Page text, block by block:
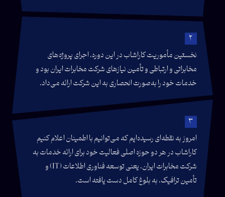
2
نخستین مأموریت کاراشاب در این دوره، اجرای پروژه‌های
مخابراتی و ارتباطی و تأمین نیازهای شرکت مخابرات ایران بود و
خدمات خود را به‌صورت انحصاری به این شرکت ارائه می‌داد.
3
امروز به نقطه‌ای رسیده‌ایم که می‌توانیم با اطمینان اعلام کنیم
کاراشاب در هر دو حوزه اصلی فعالیت خود برای ارائه خدمات به
شرکت مخابرات ایران، یعنی توسعه فناوری اطلاعات (IT) و
تأمین ترافیک، به بلوغ کامل دست یافته است.